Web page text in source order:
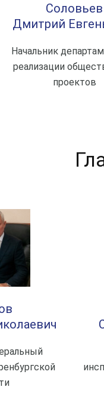
Соловьев
Дмитрий
Начальник
реализации
проектов